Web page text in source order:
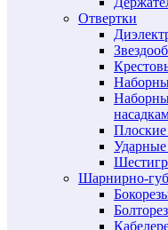
Отвертки
Ударные
Шарнирно-